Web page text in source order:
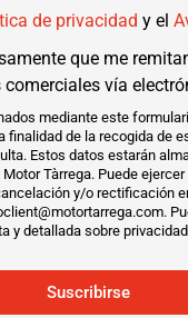
de privacidad y el
que me
vía
mediante este
finalidad de la recogida de
Estos datos estarán
Tàrrega. Puede
y/o rectificación
y detallada sobre
Suscribirse